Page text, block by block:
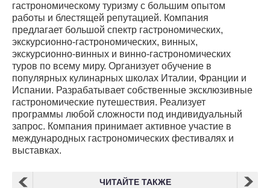
гастрономическому туризму с большим опытом
работы и блестящей репутацией. Компания
предлагает большой спектр гастрономических,
экскурсионно-гастрономических, винных,
экскурсионно-винных и винно-гастрономических
туров по всему миру. Организует обучение в
популярных кулинарных школах Италии, Франции и
Испании. Разрабатывает собственные эксклюзивные
гастрономические путешествия. Реализует
программы любой сложности под индивидуальный
запрос. Компания принимает активное участие в
международных гастрономических фестивалях и
выставках.
ЧИТАЙТЕ ТАКЖЕ